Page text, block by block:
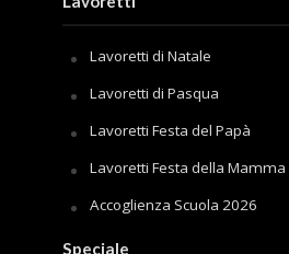
Lavoretti di Natale
Lavoretti di Pasqua
Lavoretti Festa del Papà
Lavoretti Festa della Mamma
Accoglienza Scuola 2026
Speciale